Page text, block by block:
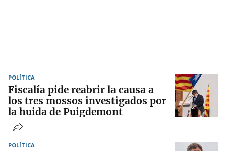
POLÍTICA
Fiscalía pide reabrir la causa a
los tres mossos investigados por
la huida de Puigdemont
POLÍTICA